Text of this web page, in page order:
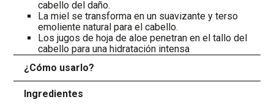
cabello del daño.
La miel se transforma en un suavizante y terso
emoliente natural para el cabello.
Los jugos de hoja de aloe penetran en el tallo del
cabello para una hidratación intensa
¿Cómo usarlo?
Ingredientes